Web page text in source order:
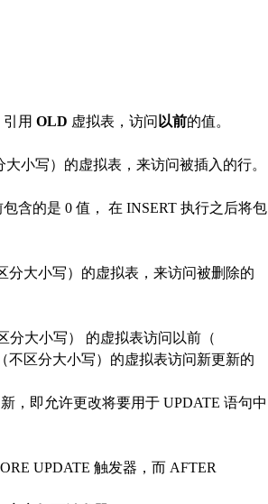
用 OLD 虚拟表，访问 以前的值。
小写）的虚拟表，来访问被插入的行。
含的是 0 值， 在 INSERT 执行之后将包
分大小写）的虚拟表，来访问被删除的
分大小写） 的虚拟表访问以前（
不区分大小写）的虚拟表访问新更新的
，即允许更改将要用于 UPDATE 语句中
UPDATE 触发器，而 AFTER